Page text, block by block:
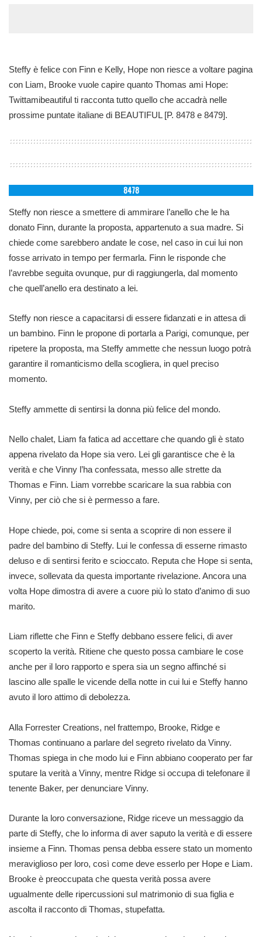
Steffy è felice con Finn e Kelly, Hope non riesce a voltare pagina
con Liam, Brooke vuole capire quanto Thomas ami Hope:
Twittamibeautiful ti racconta tutto quello che accadrà nelle
prossime puntate italiane di BEAUTIFUL [P. 8478 e 8479].
8478
Steffy non riesce a smettere di ammirare l’anello che le ha
donato Finn, durante la proposta, appartenuto a sua madre. Si
chiede come sarebbero andate le cose, nel caso in cui lui non
fosse arrivato in tempo per fermarla. Finn le risponde che
l’avrebbe seguita ovunque, pur di raggiungerla, dal momento
che quell’anello era destinato a lei.
Steffy non riesce a capacitarsi di essere fidanzati e in attesa di
un bambino. Finn le propone di portarla a Parigi, comunque, per
ripetere la proposta, ma Steffy ammette che nessun luogo potrà
garantire il romanticismo della scogliera, in quel preciso
momento.
Steffy ammette di sentirsi la donna più felice del mondo.
Nello chalet, Liam fa fatica ad accettare che quando gli è stato
appena rivelato da Hope sia vero. Lei gli garantisce che è la
verità e che Vinny l’ha confessata, messo alle strette da
Thomas e Finn. Liam vorrebbe scaricare la sua rabbia con
Vinny, per ciò che si è permesso a fare.
Hope chiede, poi, come si senta a scoprire di non essere il
padre del bambino di Steffy. Lui le confessa di esserne rimasto
deluso e di sentirsi ferito e scioccato. Reputa che Hope si senta,
invece, sollevata da questa importante rivelazione. Ancora una
volta Hope dimostra di avere a cuore più lo stato d’animo di suo
marito.
Liam riflette che Finn e Steffy debbano essere felici, di aver
scoperto la verità. Ritiene che questo possa cambiare le cose
anche per il loro rapporto e spera sia un segno affinché si
lascino alle spalle le vicende della notte in cui lui e Steffy hanno
avuto il loro attimo di debolezza.
Alla Forrester Creations, nel frattempo, Brooke, Ridge e
Thomas continuano a parlare del segreto rivelato da Vinny.
Thomas spiega in che modo lui e Finn abbiano cooperato per far
sputare la verità a Vinny, mentre Ridge si occupa di telefonare il
tenente Baker, per denunciare Vinny.
Durante la loro conversazione, Ridge riceve un messaggio da
parte di Steffy, che lo informa di aver saputo la verità e di essere
insieme a Finn. Thomas pensa debba essere stato un momento
meraviglioso per loro, così come deve esserlo per Hope e Liam.
Brooke è preoccupata che questa verità possa avere
ugualmente delle ripercussioni sul matrimonio di sua figlia e
ascolta il racconto di Thomas, stupefatta.